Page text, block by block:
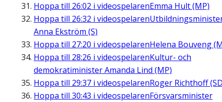
Hoppa till 26:02 i videospelarenEmma Hult (MP)
Hoppa till 26:32 i videospelaren
Anna Ekström (S)
Hoppa till 27:20 i videospelarenHelena Bouveng
Hoppa till 28:26 i videospelarenKultur- och
demokratiminister Amanda Lind (MP)
Hoppa till 29:37 i videospelarenRoger Richthoff
Hoppa till 30:43 i videospelarenFörsvarsminister